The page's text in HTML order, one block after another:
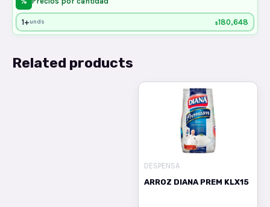
1+unds $180,648
Related products
DESPENSA
ARROZ DIANA PREM KLX15